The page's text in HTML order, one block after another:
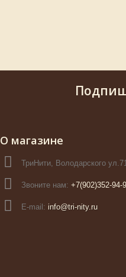
О магазине
ТриНити, Володарского
Звоните нам: +7(902)352-94-
E-mail: info@tri-nity.ru